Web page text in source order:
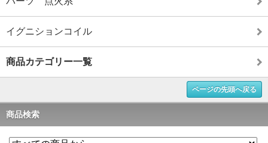
イグニションコイル
商品カテゴリー一覧
ページの先頭へ戻る
商品検索